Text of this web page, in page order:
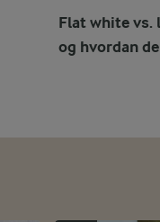
Flat white vs.
og hvordan